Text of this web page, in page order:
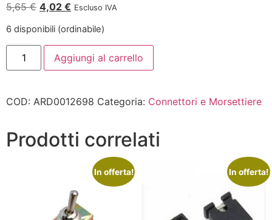
5,65€ 4,02 € Escluso IVA
6 disponibili (ordinabile)
Aggiungi al carrello
COD: ARD0012698 Categoria: Connettori e Morsettiere
Prodotti correlati
In offerta! In offerta!